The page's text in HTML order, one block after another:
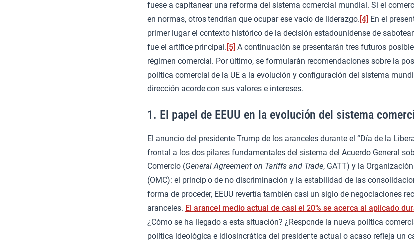
fuese a capitanear una reforma del sistema comercial mundial. Si el
en normas, otros tendrían que ocupar ese vacío de liderazgo. [4] En el
primer lugar el contexto histórico de la decisión estadounidense de
fue el artífice principal. [5] A continuación se presentarán tres futuros
régimen comercial. Por último, se formularán recomendaciones sobre la
política comercial de la UE a la evolución y configuración del sistema
dirección acorde con sus valores e intereses.
1. El papel de EEUU en la evolución del sistema
El anuncio del presidente Trump de los aranceles durante el “Día de la
frontal a los dos pilares fundamentales del sistema del Acuerdo General
Comercio (General Agreement on Tariffs and Trade, GATT) y la
(OMC): el principio de no discriminación y la estabilidad de las
forma de proceder, EEUU revertía también casi un siglo de negociaciones
aranceles. El arancel medio actual de casi el 20% se acerca al aplicado
¿Cómo se ha llegado a esta situación? ¿Responde la nueva política
política ideológica e idiosincrática del presidente actual o acaso refleja un